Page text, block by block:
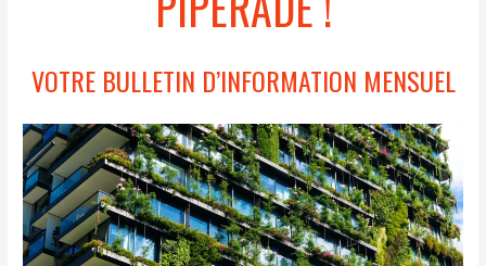
VOTRE BULLETIN D’INFORMATION MENSUEL